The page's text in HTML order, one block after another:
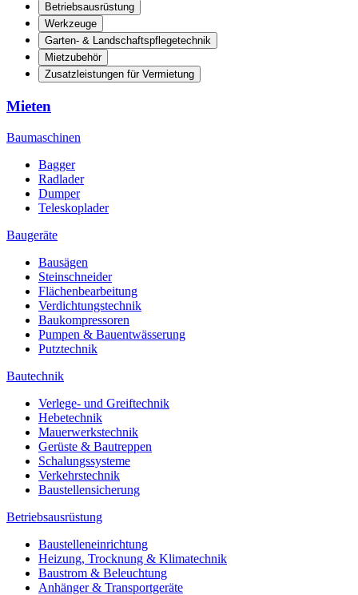
Betriebsausrüstung
Werkzeuge
Garten- & Landschaftspflegetechnik
Mietzubehör
Zusatzleistungen für Vermietung
Mieten
Baumaschinen
Bagger
Radlader
Dumper
Teleskoplader
Baugeräte
Bausägen
Steinschneider
Flächenbearbeitung
Verdichtungstechnik
Baukompressoren
Pumpen & Bauentwässerung
Putztechnik
Bautechnik
Verlege- und Greiftechnik
Hebetechnik
Mauerwerkstechnik
Gerüste & Bautreppen
Schalungssysteme
Verkehrstechnik
Baustellensicherung
Betriebsausrüstung
Baustelleneinrichtung
Heizung, Trocknung & Klimatechnik
Baustrom & Beleuchtung
Anhänger & Transportgeräte